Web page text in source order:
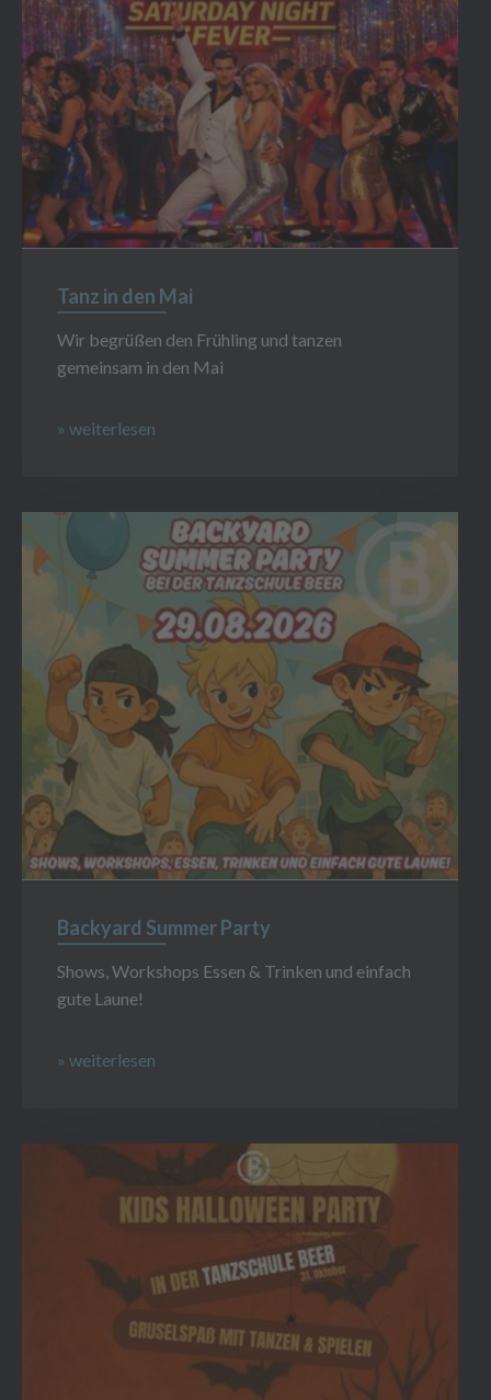
Tanz in den Mai
Wir begrüßen den Frühling und tanzen
gemeinsam in den Mai
» weiterlesen
Backyard Summer Party
Shows, Workshops Essen & Trinken und einfach
gute Laune!
» weiterlesen